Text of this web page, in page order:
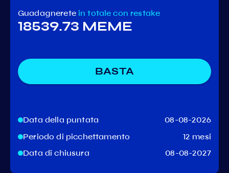
Guadagnerete in totale con restake
18539.73 MEME
BASTA
Data della puntata
08-08-2026
Periodo di picchettamento
12 mesi
Data di chiusura
08-08-2027